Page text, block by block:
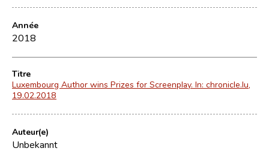
Année
2018
Titre
Luxembourg Author wins Prizes for Screenplay. In: chronicle.lu,
19.02.2018
Auteur(e)
Unbekannt